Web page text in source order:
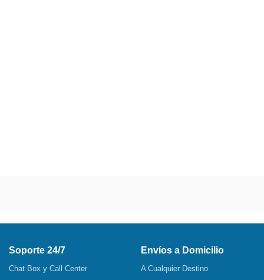
Soporte 24/7
Chat Box y Call Center
Envíos a Domicilio
A Cualquier Destino